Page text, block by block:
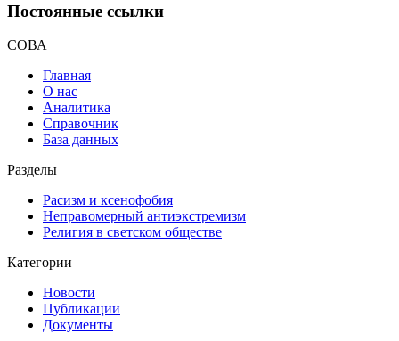
Постоянные ссылки
СОВА
Главная
О нас
Аналитика
Справочник
База данных
Разделы
Расизм и ксенофобия
Неправомерный антиэкстремизм
Религия в светском обществе
Категории
Новости
Публикации
Документы